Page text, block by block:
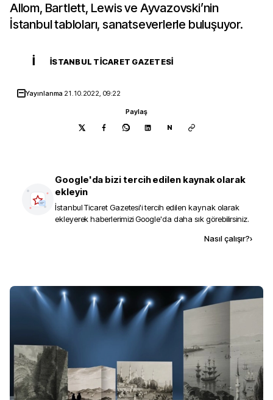
Allom, Bartlett, Lewis ve Ayvazovski’nin
İstanbul tabloları, sanatseverlerle buluşuyor.
İ İSTANBUL TICARET GAZETESI
Yayınlanma 21.10.2022, 09:22
Paylaş
N
Google'da bizi tercih edilen kaynak olarak
ekleyin
İstanbul Ticaret Gazetesi'i tercih edilen kaynak olarak
ekleyerek haberlerimizi Google'da daha sık görebilirsiniz.
Nasıl çalışır?›